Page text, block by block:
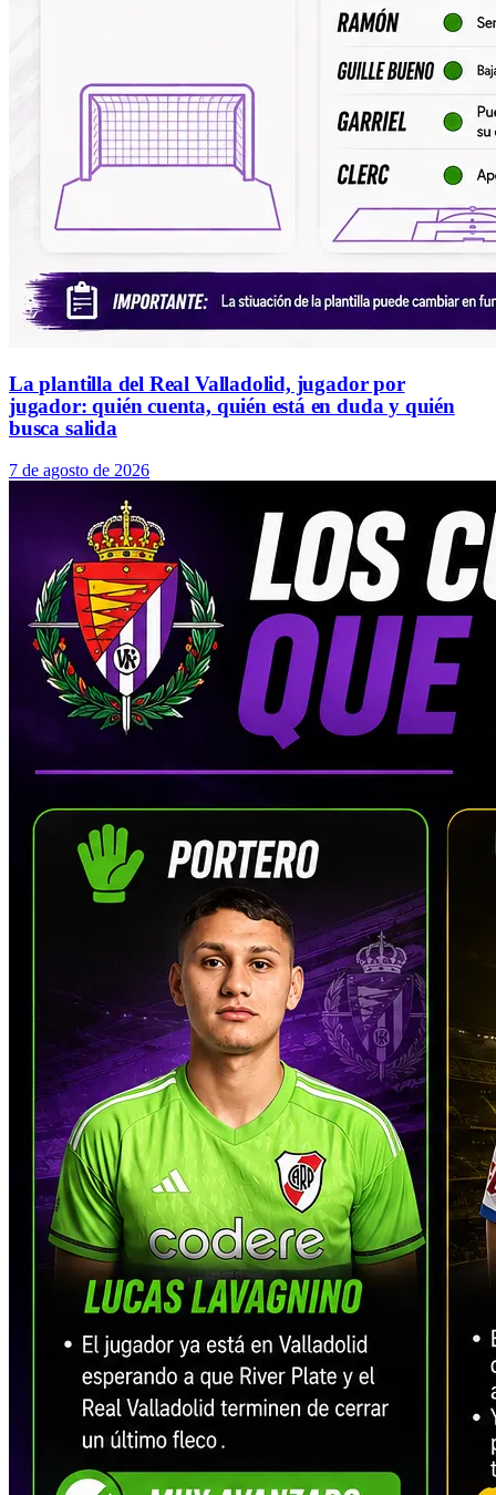
La plantilla del Real Valladolid, jugador por
jugador: quién cuenta, quién está en duda y quién
busca salida
7 de agosto de 2026